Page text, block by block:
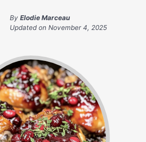
By Elodie Marceau
Updated on November 4, 2025